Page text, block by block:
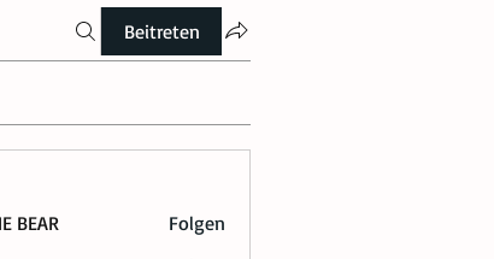
Beitreten
BEAR
Folgen